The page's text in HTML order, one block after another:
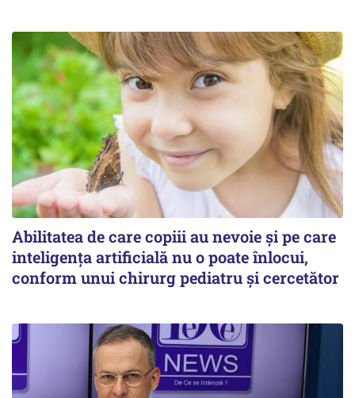
Abilitatea de care copiii au nevoie și pe care
inteligența artificială nu o poate înlocui,
conform unui chirurg pediatru și cercetător